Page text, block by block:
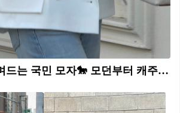
어떤 룩도 잘 스며드는 국민 모자🐎 모던부터 캐주얼까지, 폴로 볼캡이면 스타일 보장돼👍🏻💙